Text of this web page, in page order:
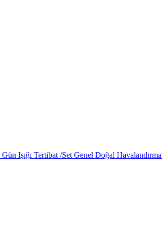
Gün Işığı Tertibat /Set Genel Doğal Havalandırma